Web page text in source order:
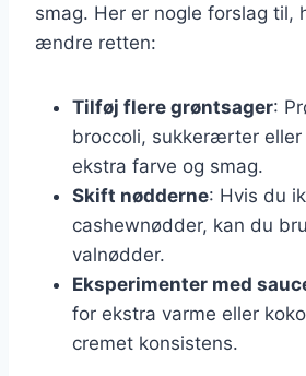
smag. Her er nogle forslag til,
ændre retten:
Tilføj flere grøntsager:
broccoli, sukkerærter eller
ekstra farve og smag.
Skift nødderne: Hvis du
cashewnødder, kan du
valnødder.
Eksperimenter med
for ekstra varme eller
cremet konsistens.